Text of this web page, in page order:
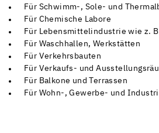
Für Schwimm-, Sole- und
Für Chemische Labore
Für Lebensmittelindustrie wie z.
Für Waschhallen, Werkstätten
Für Verkehrsbauten
Für Verkaufs- und
Für Balkone und Terrassen
Für Wohn-, Gewerbe- und